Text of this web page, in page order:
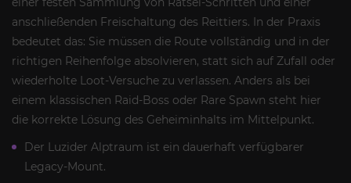
anschließenden Freischaltung des Reittiers. In der Praxis
bedeutet das: Sie müssen die Route vollständig und in der
richtigen Reihenfolge absolvieren, statt sich auf Zufall oder
wiederholte Loot-Versuche zu verlassen. Anders als bei
einem klassischen Raid-Boss oder Rare Spawn steht hier
die korrekte Lösung des Geheiminhalts im Mittelpunkt.
Der Luzider Alptraum ist ein dauerhaft verfügbarer
Legacy-Mount.